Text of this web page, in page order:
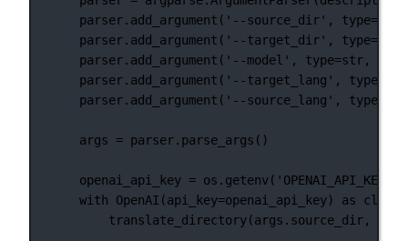
parser.add_argument( '--source_dir' , type=
parser.add_argument( '--target_dir' , type=
parser.add_argument( '--model' , type=str,
parser.add_argument( '--target_lang' , type
parser.add_argument( '--source_lang' , type
args = parser.parse_args()
openai_api_key = os.getenv( 'OPENAI_API_KEY'
with OpenAI(api_key=openai_api_key) as
translate_directory(args.source_dir,